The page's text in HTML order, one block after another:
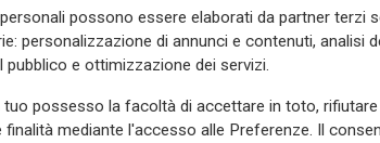
Portovenere – per chiedere
"Non è accettabile –
di eserciti coinvolti in
di Gaza dopo il 7 ottobre
possono essere elaborati da partner terzi
personalizzazione di annunci e contenuti, analisi
pubblico e ottimizzazione dei servizi.
tuo possesso la facoltà di accettare in toto,
finalità mediante l'accesso alle Preferenze. Il